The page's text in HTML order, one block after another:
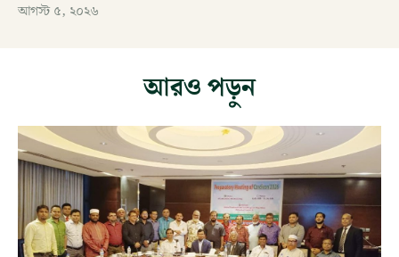
আগস্ট ৫, ২০২৬
আরও পড়ুন